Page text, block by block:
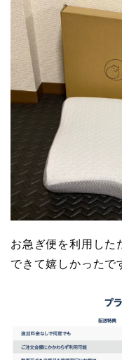
お急ぎ便を利用した
できて嬉しかったで